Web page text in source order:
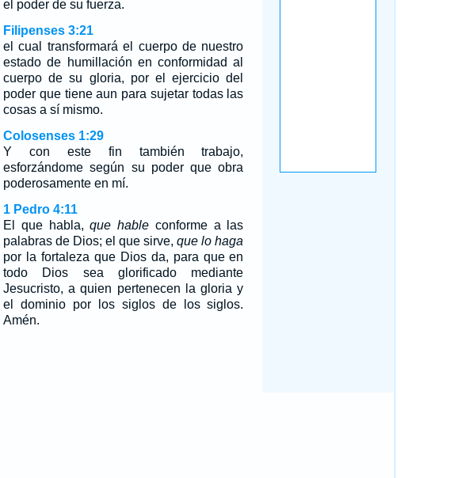
el poder de su fuerza.
Filipenses 3:21
el cual transformará el cuerpo de nuestro
estado de humillación en conformidad al
cuerpo de su gloria, por el ejercicio del
poder que tiene aun para sujetar todas las
cosas a sí mismo.
Colosenses 1:29
Y con este fin también trabajo,
esforzándome según su poder que obra
poderosamente en mí.
1 Pedro 4:11
El que habla,que hable conforme a las
palabras de Dios; el que sirve,que lo haga
por la fortaleza que Dios da, para que en
todo Dios sea glorificado mediante
Jesucristo, a quien pertenecen la gloria y
el dominio por los siglos de los siglos.
Amén.